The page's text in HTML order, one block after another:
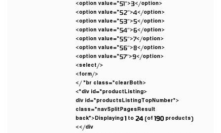
<option value=”51″>3</option>
<option value=”52″>4</option>
<option value=”53″>5</option>
<option value=”54″>6</option>
<option value=”55″>7</option>
<option value=”56″>8</option>
<option value=”57″>9</option>
</select>
</form>
<br class=”clearBoth” />
<div id=”productListing”>
<div id=”productsListingTopNumber”
class=”navSplitPagesResult
back”>Displaying1 to 24 (of190 products)
</div>